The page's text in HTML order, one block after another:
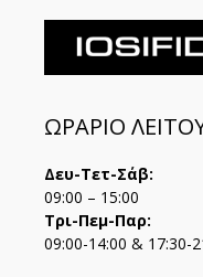
ΩΡΑΡΙΟ
Δευ-Τετ-Σάβ:
09:00 – 15:00
Τρι-Πεμ-Παρ:
09:00-14:00 & 17:30-